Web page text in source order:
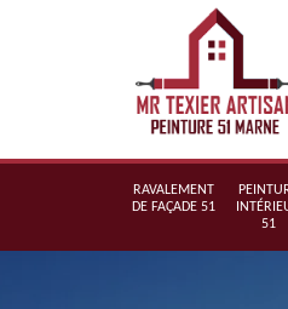
RAVALEMENT
DE FAÇADE 51
51